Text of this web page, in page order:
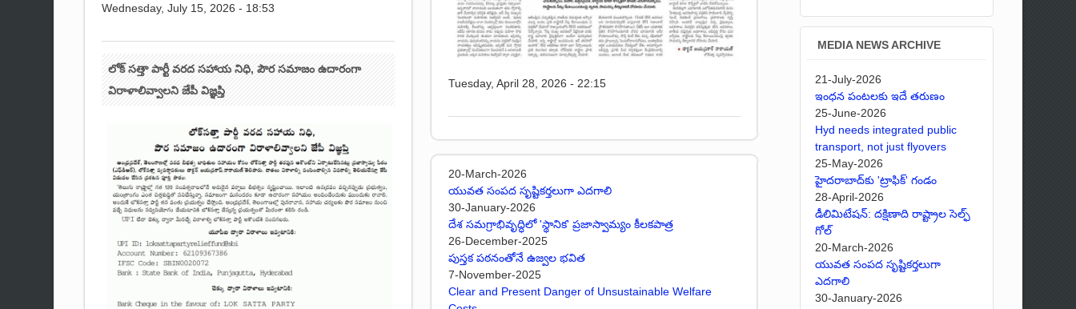
Wednesday, July 15, 2026 - 18:53
లోక్ సత్తా పార్టీ వరద సహాయ నిధి, పౌర సమాజం ఉదారంగా
విరాళాలివ్వాలని జేపీ విజ్ఞప్తి
Tuesday, April 28, 2026 - 22:15
20-March-2026
యువత సంపద సృష్టికర్తలుగా ఎదగాలి
30-January-2026
దేశ సమగ్రాభివృద్ధిలో 'స్థానిక' ప్రజాస్వామ్యం కీలకపాత్ర
26-December-2025
పుస్తక పఠనంతోనే ఉజ్వల భవిత
7-November-2025
Clear and Present Danger of Unsustainable Welfare
MEDIA NEWS ARCHIVE
21-July-2026
ఇంధన పంటలకు ఇదే తరుణం
25-June-2026
Hyd needs integrated public
transport, not just flyovers
25-May-2026
హైదరాబాద్‌కు 'ట్రాఫిక్' గండం
28-April-2026
డీలిమిటేషన్: దక్షిణాది రాష్ట్రాల సెల్ఫ్
గోల్
20-March-2026
యువత సంపద సృష్టికర్తలుగా
ఎదగాలి
30-January-2026